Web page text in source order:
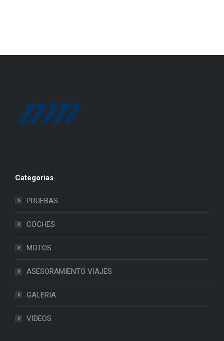
Categorias
PRUEBAS
COCHES
MOTOS
ASESORAMIENTO VIAJES
GALERIA
VIDEOS